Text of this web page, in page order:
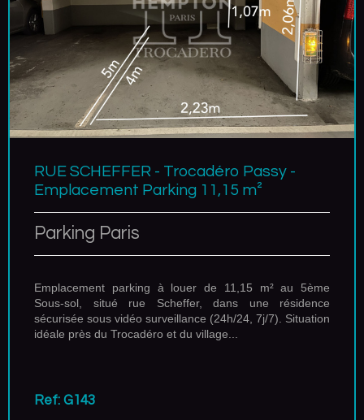
RUE SCHEFFER - Trocadéro Passy -
Emplacement Parking 11,15 m²
Parking Paris
Emplacement parking à louer de 11,15 m² au 5ème
Sous-sol, situé rue Scheffer, dans une résidence
sécurisée sous vidéo surveillance (24h/24, 7j/7). Situation
idéale près du Trocadéro et du village...
Ref: G143